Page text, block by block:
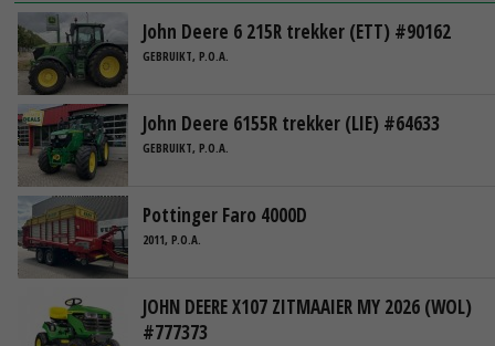
John Deere 6 215R trekker (ETT) #90162
GEBRUIKT, P.O.A.
John Deere 6155R trekker (LIE) #64633
GEBRUIKT, P.O.A.
Pottinger Faro 4000D
2011, P.O.A.
JOHN DEERE X107 ZITMAAIER MY 2026 (WOL)
#777373